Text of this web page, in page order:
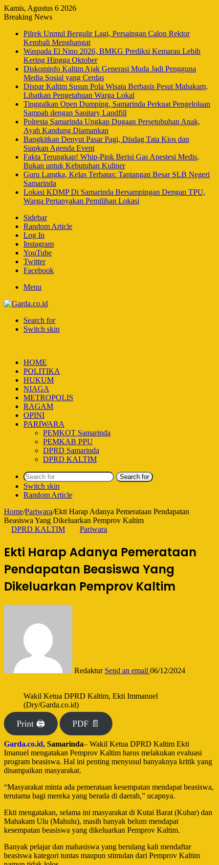
Kamis, Agustus 6 2026
Breaking News
Pilrek Unmul Bergulir Lagi, Persaingan Calon Rektor
Kembali Menghangat
Waspada El Nino 2026, BMKG Prediksi Kemarau Lebih
Kering Hingga Oktober
Diskominfo Kaltim Ajak Generasi Muda Jadi Pengguna
Media Sosial yang Cerdas
Dispar Kaltim Susun Pola Wisata Berbasis Pesut Mahakam,
Libatkan Pengetahuan Warga Lokal
Tinggalkan Open Dumping, Samarinda Perkuat Pengelolaan
Sampah dengan Sanitary Landfill
Polresta Samarinda Ungkap Dugaan Persetubuhan Anak,
Ayah Kandung Diamankan
Bangkitkan Denyut Pasar Pagi, Disdag Tata Kios dan
Siapkan Agenda Event
Fakta Terungkap! Whip-Pink Berisi Gas Anestesi Medis,
Bukan untuk Kebutuhan Kuliner
Guru Langka, Kelas Terbatas: Tantangan Besar SLB Negeri
Samarinda
Lokasi KDMP Di Samarinda Bersampingan Dengan TPU,
Warga Pertanyakan Pemilihan Lokasi
Sidebar
Random Article
Log In
Instagram
YouTube
Twitter
Facebook
Menu
Search for
Switch skin
HOME
POLITIKA
HUKUM
NIAGA
METROPOLIS
RAGAM
OPINI
PARIWARA
PEMKOT Samarinda
PEMKAB PPU
DPRD Samarinda
DPRD KALTIM
Search for
Switch skin
Random Article
Home/Pariwara/Ekti Harap Adanya Pemerataan Pendapatan
Beasiswa Yang Dikeluarkan Pemprov Kaltim
DPRD KALTIM
Pariwara
Ekti Harap Adanya Pemerataan
Pendapatan Beasiswa Yang
Dikeluarkan Pemprov Kaltim
Redaktur Send an email 06/12/2024
Wakil Ketua DPRD Kaltim, Ekti Immanuel
(Dry/Garda.co.id)
Print 🖨 PDF 📄
Garda.co.id, Samarinda– Wakil Ketua DPRD Kaltim Ekti
Imanuel mengatakan Pemprov Kaltim harus melakukan evaluasi
program beasiswa. Hal ini penting menyusul banyaknya kritik yang
disampaikan masyarakat.
“Masyarakat minta ada pemerataan kesempatan mendapat beasiswa,
terutama bagi mereka yang berada di daerah,” ucapnya.
Ekti mengatakan, selama ini masyarakat di Kutai Barat (Kubar) dan
Mahakam Ulu (Mahulu), masih banyak belum mendapat
kesempatan beasiswa yang dikeluarkan Pemprov Kaltim.
Banyak pelajar dan mahasiswa yang berulang kali mendaftar
beasiswa kategori tuntas maupun stimulan dari Pemprov Kaltim